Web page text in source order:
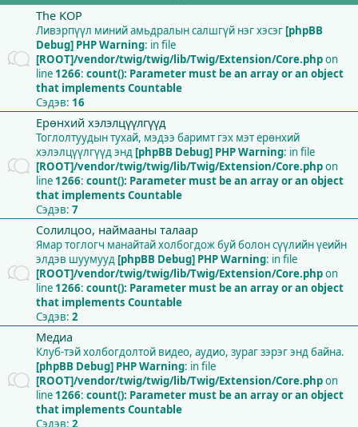
The KOP
Ливэрпүүл миний амьдралын салшгүй нэг хэсэг [phpBB
Debug] PHP Warning: in file
[ROOT]/vendor/twig/twig/lib/Twig/Extension/Core.phpon
line 1266: count(): Parameter must be an array or an object
that implements Countable
Сэдэв: 16
Ерөнхий хэлэлцүүлгүүд
Тоглолтуудын тухай, мэдээ баримт гэх мэт ерөнхий
хэлэлцүүлгүүд энд [phpBB Debug] PHP Warning: in file
[ROOT]/vendor/twig/twig/lib/Twig/Extension/Core.phpon
line 1266: count(): Parameter must be an array or an object
that implements Countable
Сэдэв: 7
Солилцоо, наймааны талаар
Ямар тоглогч манайтай холбогдож буй болон сүүлийн үеийн
элдэв шуумууд [phpBB Debug] PHP Warning: in file
[ROOT]/vendor/twig/twig/lib/Twig/Extension/Core.phpon
line 1266: count(): Parameter must be an array or an object
that implements Countable
Сэдэв: 2
Медиа
Клуб-тэй холбогдолтой видео, аудио, зураг зэрэг энд байна.
[phpBB Debug] PHP Warning: in file
[ROOT]/vendor/twig/twig/lib/Twig/Extension/Core.phpon
line 1266: count(): Parameter must be an array or an object
that implements Countable
Сэдэв: 2